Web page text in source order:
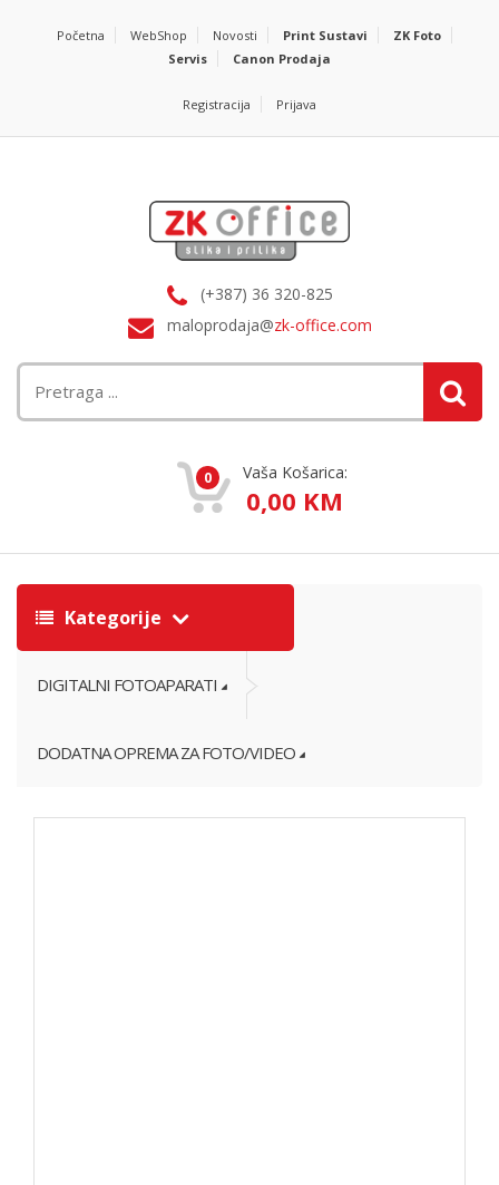
Početna WebShop Novosti Print Sustavi
ZK Foto
Servis
Canon Prodaja
Registracija Prijava
(+387) 36 320-825
maloprodaja@zk-office.com
0 Vaša Košarica:
0,00 KM
Kategorije
DIGITALNI FOTOAPARATI
DODATNA OPREMA ZA FOTO/VIDEO